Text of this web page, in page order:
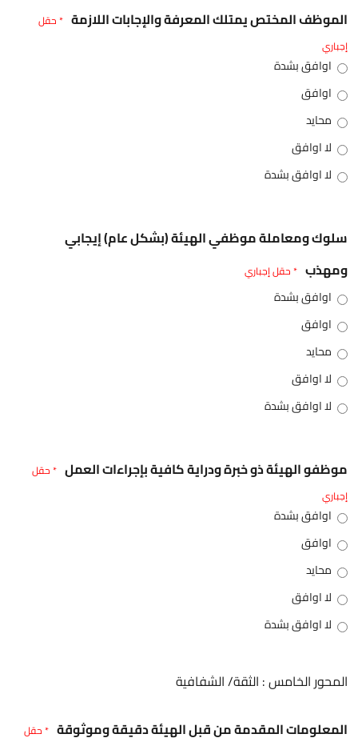
الموظف المختص يمتلك المعرفة والإجابات اللازمة * حقل
إجباري
اوافق بشدة
اوافق
محايد
لا اوافق
لا اوافق بشدة
سلوك ومعاملة موظفي الهيئة (بشكل عام) إيجابي
ومهذب * حقل إجباري
اوافق بشدة
اوافق
محايد
لا اوافق
لا اوافق بشدة
موظفو الهيئة ذو خبرة ودراية كافية بإجراءات العمل * حقل
إجباري
اوافق بشدة
اوافق
محايد
لا اوافق
لا اوافق بشدة
المحور الخامس : الثقة/ الشفافية
المعلومات المقدمة من قبل الهيئة دقيقة وموثوقة * حقل